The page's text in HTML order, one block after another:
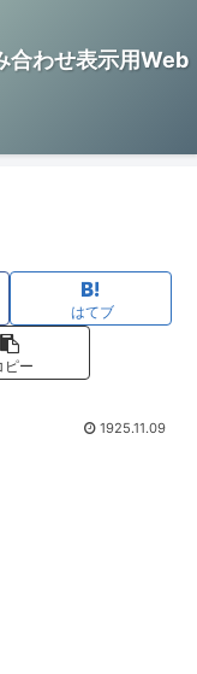
合わせ表示用Web
はてブ
ピー
1925.11.09